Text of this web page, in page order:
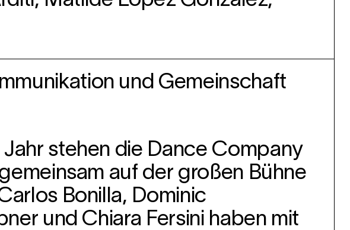
und Gemeinschaft
stehen die Dance Company
auf der großen Bühne
Bonilla, Dominic
und Chiara Fersini haben mit